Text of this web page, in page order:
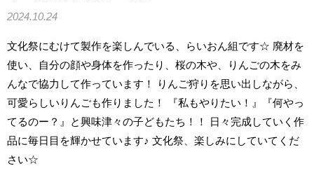
2024.10.24
文化祭にむけて製作を楽しんでいる、らいおん組です☆ 廃材を
使い、自分の顔や身体を作ったり、桜の木や、りんごの木をみ
んなで協力して作っています！ りんご狩りを思い出しながら、
可愛らしいりんごも作りました！ 『私もやりたい！』『何やっ
てるのー？』と興味津々の子どもたち！！ 日々完成していく作
品に毎日目を輝かせています♪ 文化祭、楽しみにしていてくだ
さい☆